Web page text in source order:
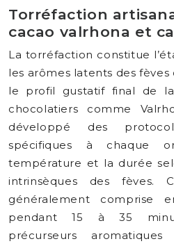
Torréfaction
cacao valrhona et
La torréfaction constitue
les arômes latents des
le profil gustatif final de
chocolatiers comme
développé des
spécifiques à chaque
température et la durée
intrinsèques des fèves.
généralement comprise
pendant 15 à 35
précurseurs